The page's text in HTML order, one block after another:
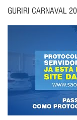
GURIRI CARNAVAL